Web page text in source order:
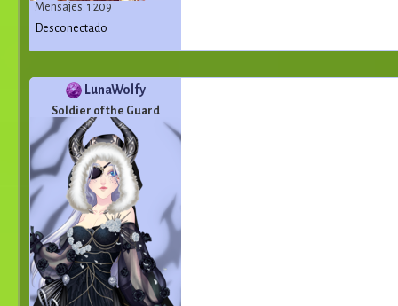
Mensajes: 1 209
Desconectado
LunaWolfy
Soldier of the Guard